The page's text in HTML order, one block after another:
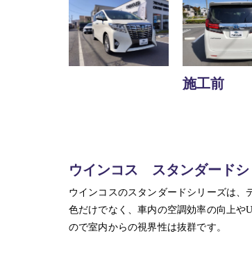
施工前
ウインコス スタンダード
ウインコスのスタンダードシリーズは
色だけでなく、車内の空調効率の向上や
ので室内からの視界性は抜群です。